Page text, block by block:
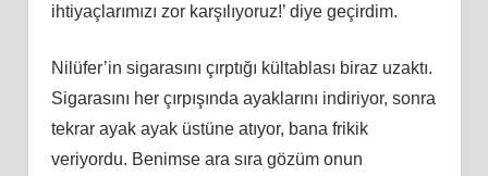
ihtiyaçlarımızı zor karşılıyoruz!’ diye geçirdim.
Nilüfer’in sigarasını çırptığı kültablası biraz uzaktı.
Sigarasını her çırpışında ayaklarını indiriyor, sonra
tekrar ayak ayak üstüne atıyor, bana frikik
veriyordu. Benimse ara sıra gözüm onun